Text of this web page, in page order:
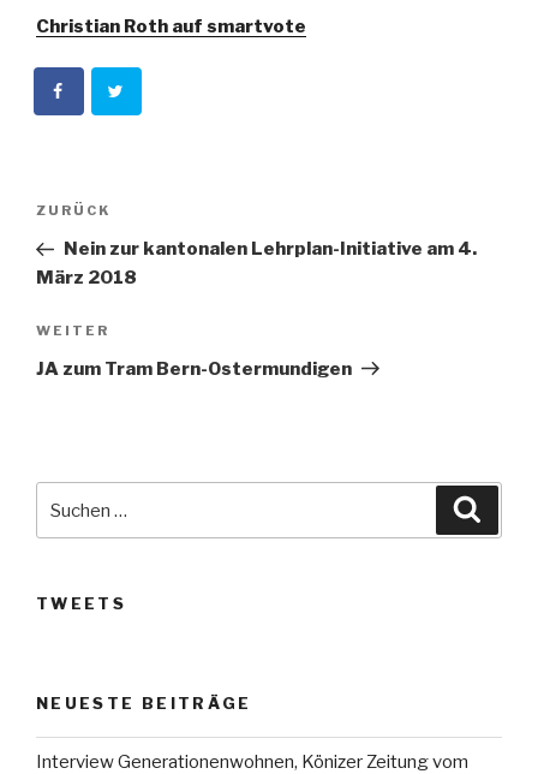
Christian Roth auf smartvote
Beitragsnavigation
Vorheriger
Beitrag
ZURÜCK
Nein zur kantonalen Lehrplan-Initiative am 4.
März 2018
Nächster
Beitrag
WEITER
JA zum Tram Bern-Ostermundigen
nach:
TWEETS
NEUESTE BEITRÄGE
Interview Generationenwohnen, Könizer Zeitung vom